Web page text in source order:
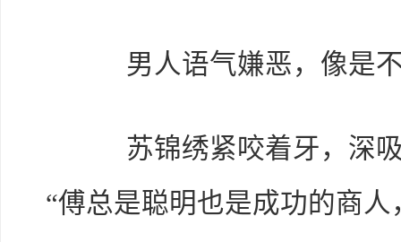
男人语气嫌恶，像是不
苏锦绣紧咬着牙，深吸
“傅总是聪明也是成功的商